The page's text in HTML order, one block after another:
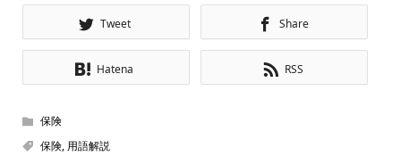
Tweet Share
Hatena RSS
保険
保険, 用語解説